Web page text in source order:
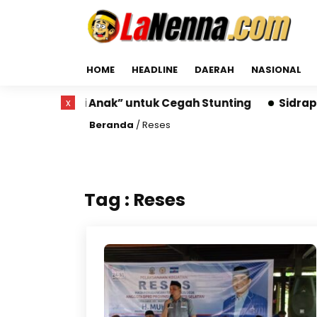
HOME HEADLINE DAERAH NASIONAL
Gizi Anak” untuk Cegah Stunting Sidrap
Beranda /Reses
Tag : Reses
x